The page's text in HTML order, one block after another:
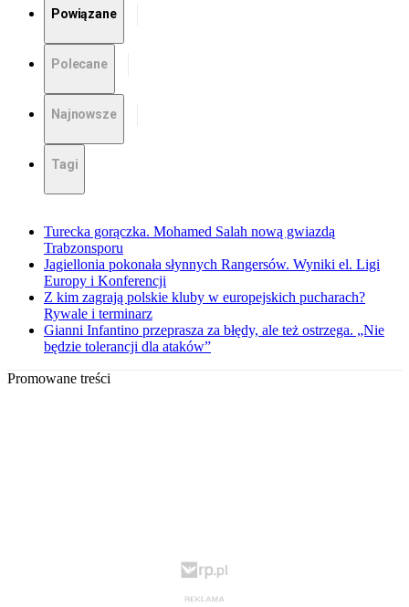
Powiązane
Polecane
Najnowsze
Tagi
Turecka gorączka. Mohamed Salah nową gwiazdą
Trabzonsporu
Jagiellonia pokonała słynnych Rangersów. Wyniki el. Ligi
Europy i Konferencji
Z kim zagrają polskie kluby w europejskich pucharach?
Rywale i terminarz
Gianni Infantino przeprasza za błędy, ale też ostrzega. „Nie
będzie tolerancji dla ataków”
Promowane treści